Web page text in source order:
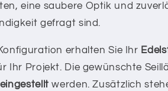
eine saubere Optik und
gefragt sind.
erhalten Sie Ihr
Ihr Projekt. Die gewünschte
werden. Zusätzlich